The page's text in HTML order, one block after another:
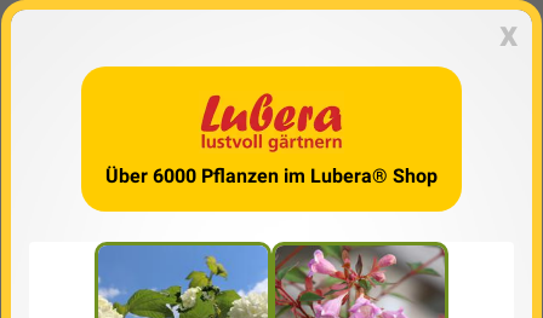
x
Über 6000 Pflanzen im Lubera® Shop